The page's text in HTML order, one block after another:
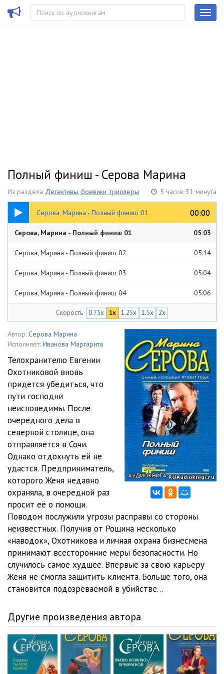
Полный финиш - Серова Марина
Из раздела Детективы, боевики, триллеры 5 часов 31 минута
Серова, Марина - Полный финиш 01 00:00
00:00
05:03
Серова, Марина - Полный финиш 01 05:03
Серова, Марина - Полный финиш 02 05:14
Серова, Марина - Полный финиш 03 05:04
Серова, Марина - Полный финиш 04 05:06
Серова, Марина - Полный финиш 05
Серова, Марина - Полный финиш 06 05:09
Серова, Марина - Полный финиш 07 05:12
Серова, Марина - Полный финиш 08 05:12
Серова, Марина - Полный финиш 09 05:18
Серова, Марина - Полный финиш 10 05:13
Серова, Марина - Полный финиш 11 05:09
Серова, Марина - Полный финиш 12 05:02
Серова, Марина - Полный финиш 13 05:16
Серова, Марина - Полный финиш 14
Серова, Марина - Полный финиш 15 05:30
Серова, Марина - Полный финиш 16
Серова, Марина - Полный финиш 17 05:12
Серова, Марина - Полный финиш 18 06:06
Серова, Марина - Полный финиш 19
Серова, Марина - Полный финиш 20
Серова, Марина - Полный финиш 21 05:04
Серова, Марина - Полный финиш 22 05:04
Скорость 0.75x 1x 1.25x 1.5x 2x
Автор: Серова Марина
Исполняет: Иванова Маргарита
Телохранителю Евгении
Охотниковой вновь
придется убедиться, что
пути господни
неисповедимы. После
очередного дела в
северной столице, она
отправляется в Сочи.
Однако отдохнуть ей не
удастся. Предприниматель,
которого Женя недавно
охраняла, в очередной раз
просит её о помощи.
Поводом послужили угрозы расправы со стороны
неизвестных. Получив от Рощина несколько
«наводок», Охотникова и личная охрана бизнесмена
принимают всесторонние меры безопасности. Но
случилось самое худшее. Впервые за свою карьеру
Женя не смогла защитить клиента. Больше того, она
становится подозреваемой в убийстве…
Другие произведения автора